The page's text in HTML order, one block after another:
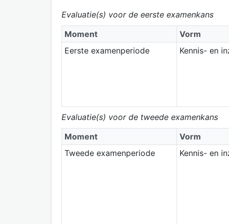
Evaluatie(s) voor de eerste examenkans
Moment
Vorm
Eerste examenperiode
Kennis- en
Evaluatie(s) voor de tweede examenkans
Moment
Vorm
Tweede examenperiode
Kennis- en